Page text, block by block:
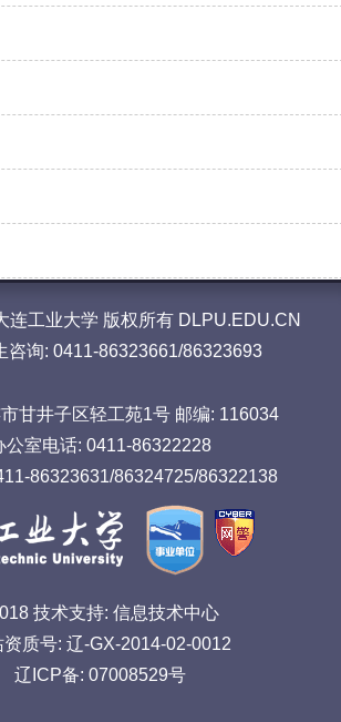
连工业大学 版权所有 DLPU.EDU.CN
咨询: 0411-86323661/86323693
甘井子区轻工苑1号 邮编: 116034
公室电话: 0411-86322228
86323631/86324725/86322138
技术支持: 信息技术中心
资质号: 辽-GX-2014-02-0012
辽ICP备: 07008529号